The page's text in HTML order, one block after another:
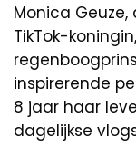
Monica
TikTok-
inspirerende
8 jaar haar
dagelijkse